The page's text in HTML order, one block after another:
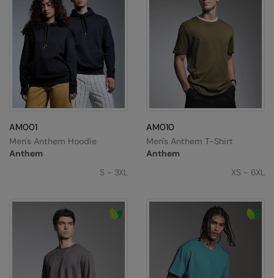
Bella+Canvas
Build Your Brand
Build Your Brand Basic
Build Your Brandit
Callaway
Colortone
Comfort Colors
Everyday Essentials
Finden & Hales
Flexfit by Yupoong
Front Row
Kariban
KIMOOD
Larkwood
Nike
Onna by Premier
Premier
Quadra
Russell Athletic®
AM001
Anthem
Men's Anthem Hoodie
S - 3XL
AM010
Anthem
Men's Anthem T-Shirt
XS - 6XL